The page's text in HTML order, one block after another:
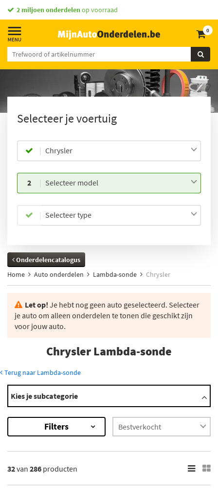
2 miljoen onderdelenop voorraad
0
Selecteer je voertuig
Chrysler
2 Selecteer model
Selecteer type
Onderdelencatalogus
Home
Auto onderdelen Lambda-sonde Chrysler
Let op! Je hebt nog geen auto geselecteerd. Selecteer
je auto om alleen onderdelen te tonen die geschikt zijn
voor jouw auto.
Chrysler Lambda-sonde
Terug naar Lambda-sonde
Modellen
200
300 C
300C
Aspen
×
Kies je subcategorie
Filters
32van 286 producten